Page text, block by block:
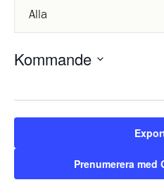
Kommande
datum.
Prenumerera med